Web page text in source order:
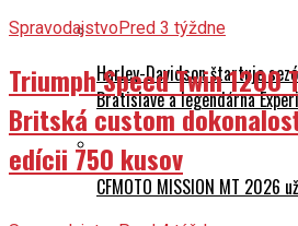
Harley-Davidson štartuje
Bratislave a legendárna
CFMOTO MISSION MT 2026
SpravodajstvoPred 3 týždne
Triumph Speed Twin 1200
Britská custom
edícii 750 kusov